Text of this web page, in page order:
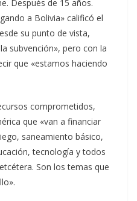
Después de 15 años.
a Bolivia» calificó el
su punto de vista,
subvención», pero con la
que «estamos haciendo
comprometidos,
que «van a financiar
saneamiento básico,
tecnología y todos
Son los temas que